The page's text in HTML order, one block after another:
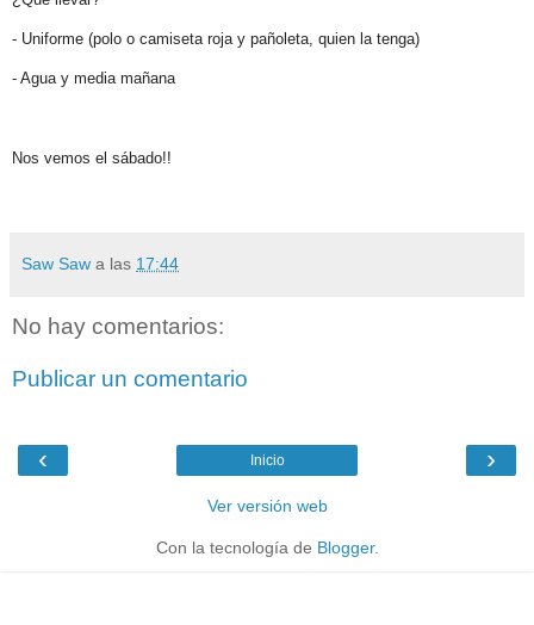
- Uniforme (polo o camiseta roja y pañoleta, quien la tenga)
- Agua y media mañana
Nos vemos el sábado!!
Saw Saw a las 17:44
No hay comentarios:
Publicar un comentario
‹ ›
Inicio
Ver versión web
Con la tecnología de Blogger.